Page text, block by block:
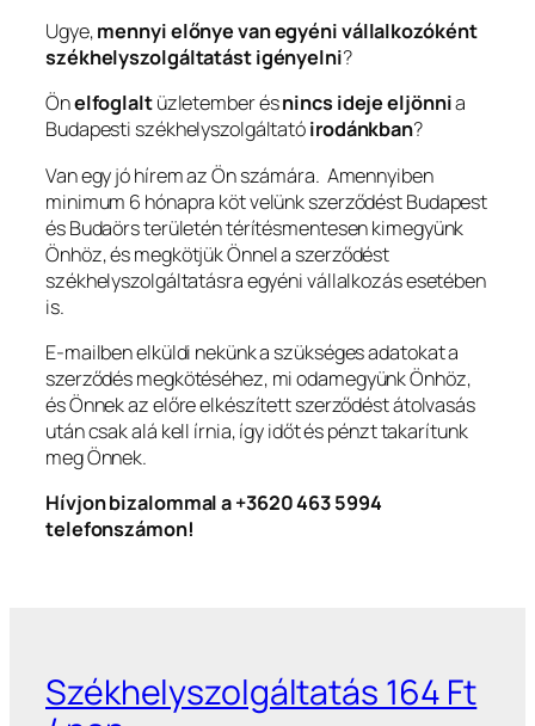
Ugye,mennyi előnye van egyéni vállalkozóként
székhelyszolgáltatást igényelni?
Önelfoglaltüzletember ésnincs idejeeljönnia
Budapesti székhelyszolgáltatóirodánkban?
Van egy jó hírem az Ön számára. Amennyiben
minimum 6 hónapra köt velünk szerződést Budapest
és Budaörs területén térítésmentesen kimegyünk
Önhöz, és megkötjük Önnel a szerződést
székhelyszolgáltatásra egyéni vállalkozás esetében
is.
E-mailben elküldi nekünk a szükséges adatokat a
szerződés megkötéséhez, mi odamegyünk Önhöz,
és Önnek az előre elkészített szerződést átolvasás
után csak alá kell írnia, így időt és pénzt takarítunk
meg Önnek.
Hívjon bizalommal a +3620 463 5994
telefonszámon!
Székhelyszolgáltatás 164 Ft